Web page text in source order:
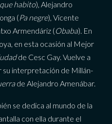
habito), Alejandro
(Pa negre), Vicente
Armendáriz (Obaba). En
en esta ocasión al Mejor
de Cesc Gay. Vuelve a
interpretación de Millán-
de Alejandro Amenábar.
se dedica al mundo de la
con ella durante el